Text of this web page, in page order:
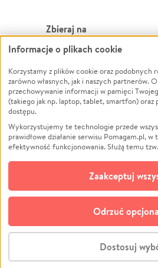
Stwórz zbiórkę -
Zbieraj na
Leczenie
Zwierzęta
Pożar
Ukraina
Pomoc Finansowa
Projekty
Pogrzeb
Społeczność lokalna
Kultura
© CROWDING SP.
Informacje o plikach cookie
Korzystamy z plików cookie oraz podobnych
zarówno własnych, jak i naszych partnerów.
przechowywanie informacji w pamięci
(takiego jak np. laptop, tablet, smartfon) oraz
dostępu.
Wykorzystujemy te technologie przede
prawidłowe działanie serwisu Pomagam.pl,
efektywność funkcjonowania. Służą temu tzw.
opcjonalnych plików
technologii do celów analitycznych i
zgodę na ich stosowanie lub jej odmówić. W
możliwość zmiany swoich preferencji na
do której link znajdziesz w stopce serwisu
cookie wykorzystywane są w następujących
działanie serwisu Pomagam.pl. Dzięki
użytkownicy korzystają z naszego
Dostosuj
Odrzuć
Zaakceptuj